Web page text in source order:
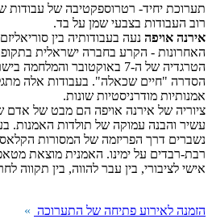
רוב העבודות בצבעי שמן על בד.
אירנה אויפה נעה בעבודותיה בין
האחרונות - הקרע בחברה ישראלית
הטרגדיה של ה-7 באוקטובר
הסדרה "חיים שכאלה". בעבודות אלה
אמנותיות מודרניסטיות שונות.
ציוריה של אירנה אויפה הם מבט של אדם
עשיר והבנה עמוקה של תולדות האמנות.
נשברים דרך הפריזמה של המסורות
רבת-רבדים על ימינו. האמנית מוצאת
אישי לציבורי, בין עבר להווה, בין תקווה
הזמנה לאירוע פתיחה של התערוכה »